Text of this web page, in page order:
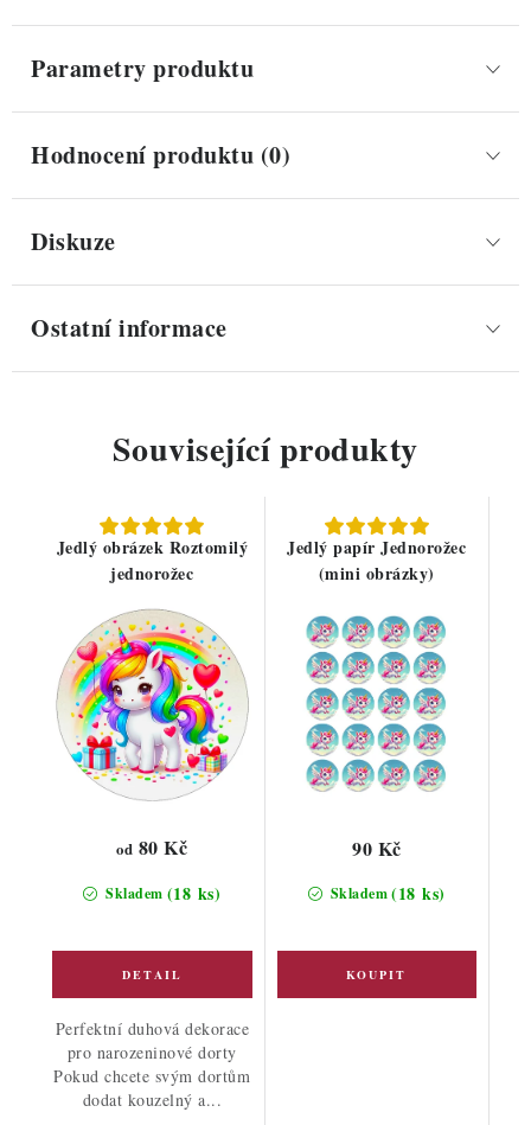
Parametry produktu
Hodnocení produktu (0)
Diskuze
Ostatní informace
Související produkty
Jedlý obrázek Roztomilý
jednorožec
Skladem (18 ks)
od 80 Kč
Perfektní duhová dekorace
pro narozeninové dorty
Pokud chcete svým dortům
dodat kouzelný a...
Jedlý papír Jednorožec
(mini obrázky)
Skladem(18 ks)
90 Kč